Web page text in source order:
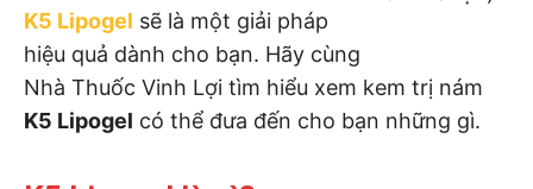
K5 Lipogel sẽ là một giải pháp
hiệu quả dành cho bạn. Hãy cùng
Nhà Thuốc Vinh Lợi tìm hiểu xem kem trị nám
K5 Lipogel có thể đưa đến cho bạn những gì.